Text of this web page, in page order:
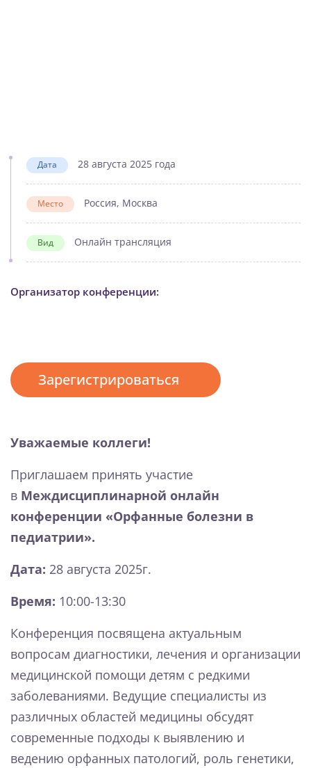
Дата 28 августа 2025 года
Место Россия, Москва
Вид Онлайн трансляция
Организатор конференции:
Зарегистрироваться
Уважаемые коллеги!
Приглашаем принять участие
в Междисциплинарной онлайн
конференции «Орфанные болезни в
педиатрии».
Дата: 28 августа 2025г.
Время: 10:00-13:30
Конференция посвящена актуальным
вопросам диагностики, лечения и организации
медицинской помощи детям с редкими
заболеваниями. Ведущие специалисты из
различных областей медицины обсудят
современные подходы к выявлению и
ведению орфанных патологий, роль генетики,